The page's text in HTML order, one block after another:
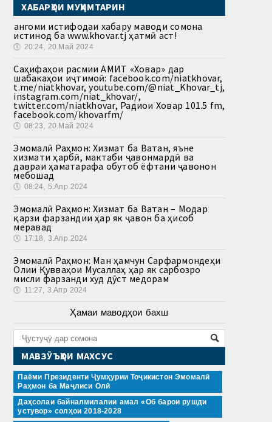
ХАБАРҲОИ МУҲИМТАРИН
Ҳангоми истифодаи хабару маводи сомона
истинод ба www.khovar.tj ҳатмӣ аст!
🕔 20:24, 20.Май 2024
Саҳифаҳои расмии АМИТ «Ховар» дар
шабакаҳои иҷтимоӣ: facebook.com/niatkhovar,
t.me/niatkhovar, youtube.com/@niat_Khovar_tj,
instagram.com/niat_khovar/,
twitter.com/niatkhovar, Радиои Ховар 101.5 fm,
facebook.com/khovarfm/
🕔 08:23, 20.Май 2024
Эмомалӣ Раҳмон: Хизмат ба Ватан, яъне
хизмати ҳарбӣ, мактаби ҷавонмардӣ ва
давраи ҳаматарафа обутоб ёфтани ҷавонон
мебошад
🕔 08:24, 5.Апр 2024
Эмомалӣ Раҳмон: Хизмат ба Ватан – Модар
қарзи фарзандии ҳар як ҷавон ба ҳисоб
меравад
🕔 17:18, 3.Апр 2024
Эмомалӣ Раҳмон: Ман ҳамчун Сарфармондеҳи
Олии Қувваҳои Мусаллаҳ ҳар як сарбозро
мисли фарзанди худ дӯст медорам
🕔 11:27, 3.Апр 2024
Ҳамаи маводҳои бахш
МАВЗӮЪҲОИ МАХСУС
Паёми Президенти Ҷумҳурии Тоҷикистон Эмомалӣ
Раҳмон ба Маҷлиси Олӣ
Даҳсолаи байналмилалии амал «Об барои рушди
устувор» солҳои 2018-2028